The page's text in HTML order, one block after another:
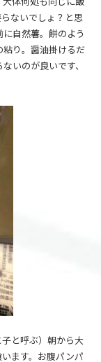
ないでしょ？と思
自然薯。餅のよう
り。醤油掛けるだ
いのが良いです、
と呼ぶ）朝から大
ます。お腹パンパ